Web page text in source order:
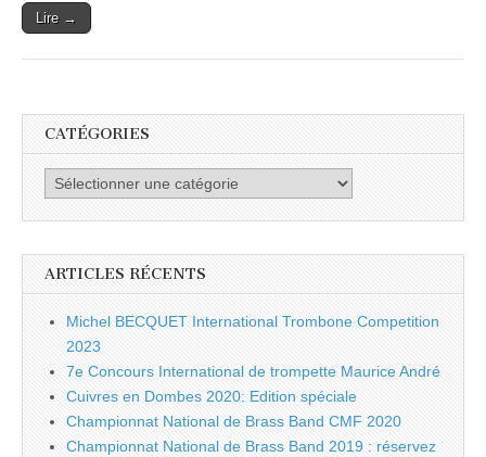
Lire →
CATÉGORIES
Catégories
ARTICLES RÉCENTS
Michel BECQUET International Trombone Competition
2023
7e Concours International de trompette Maurice André
Cuivres en Dombes 2020: Edition spéciale
Championnat National de Brass Band CMF 2020
Championnat National de Brass Band 2019 : réservez